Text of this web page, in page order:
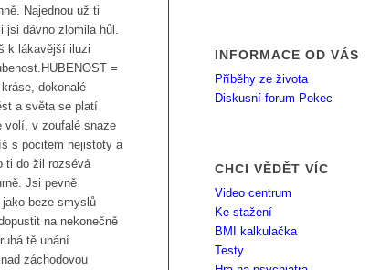
Najednou už ti
jsi dávno zlomila hůl.
k lákavější iluzi
=
dokonalé
a světa se platí
volí, v zoufalé snaze
s pocitem nejistoty a
ti do žil rozsévá
Jsi pevně
beze smyslů
na nekonečně
tě uhání
záchodovou
INFORMACE OD VÁS
Příběhy ze života
Diskusní forum Pokec
CHCI VĚDĚT VÍC
Video centrum
Ke stažení
BMI kalkulačka
Testy